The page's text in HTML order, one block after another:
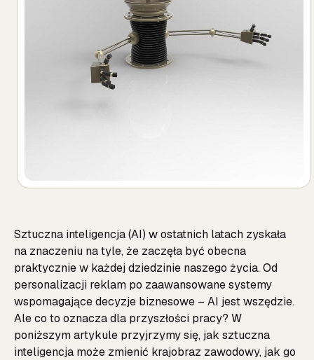
Sztuczna inteligencja (AI) w ostatnich latach zyskała
na znaczeniu na tyle, że zaczęła być obecna
praktycznie w każdej dziedzinie naszego życia. Od
personalizacji reklam po zaawansowane systemy
wspomagające decyzje biznesowe – AI jest wszędzie.
Ale co to oznacza dla przyszłości pracy? W
poniższym artykule przyjrzymy się, jak sztuczna
inteligencja może zmienić krajobraz zawodowy, jak go